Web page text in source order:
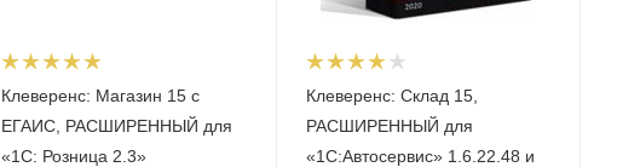
Клеверенс: Магазин 15 с
ЕГАИС, РАСШИРЕННЫЙ для
«1С: Розница 2.3»
Клеверенс: Склад 15,
РАСШИРЕННЫЙ для
«1С:Автосервис» 1.6.22.48 и